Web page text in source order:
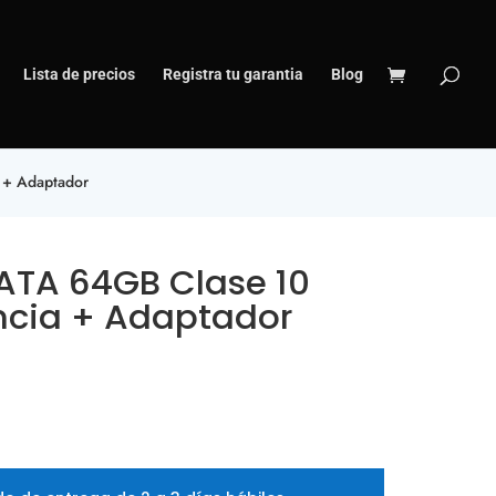
Lista de precios Registra tu garantia Blog
Adaptador
64GB Clase 10
+ Adaptador